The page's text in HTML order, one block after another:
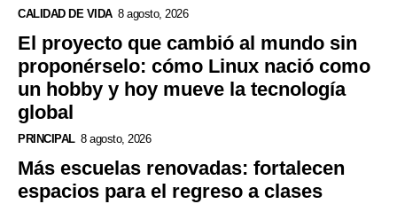
CALIDAD DE VIDA 8 agosto, 2026
El proyecto que cambió al mundo sin
proponérselo: cómo Linux nació como
un hobby y hoy mueve la tecnología
global
PRINCIPAL 8 agosto, 2026
Más escuelas renovadas: fortalecen
espacios para el regreso a clases